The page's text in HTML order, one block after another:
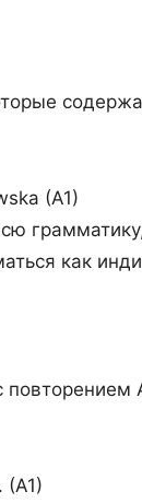
(A1)
как
(A1)